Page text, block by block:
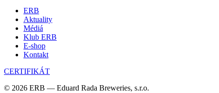
ERB
Aktuality
Médiá
Klub ERB
E-shop
Kontakt
CERTIFIKÁT
© 2026 ERB — Eduard Rada Breweries, s.r.o.